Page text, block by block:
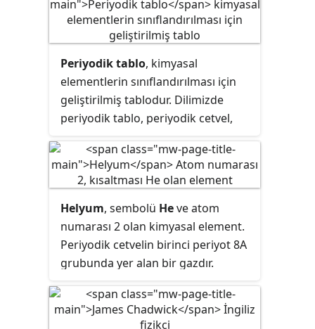
kimyasal dengenin prensipleriyle vb
konularla ilgilenir. Kimyanın en
önemli dalları arasında analitik
kimya, anorganik kimya, organik
kimya, fizikokimya ve biyokimya
sayılır.
Periyodik tablo, kimyasal
elementlerin sınıflandırılması için
geliştirilmiş tablodur. Dilimizde
periyodik tablo, periyodik cetvel,
tablosu gibi birçok şekilde
isimlendirilmiştir. Bu tablo bilinen
bütün elementlerin artan atom
numaralarına göre sıralanışıdır.
Periyodik cetvelden önce de bu
yönde çalışmalar yapılmış olmakla
birlikte, mucidi genelde Rus
kimyager Dmitri Mendeleyev kabul
edilir. 1869'da Mendeleyev atomları
artan atom ağırlığına göre
Helyum, sembolü Heve atom
numarası 2 olan kimyasal element.
Periyodik cetvelin birinci periyot 8A
grubunda yer alan bir gazdır.
yanmaz.